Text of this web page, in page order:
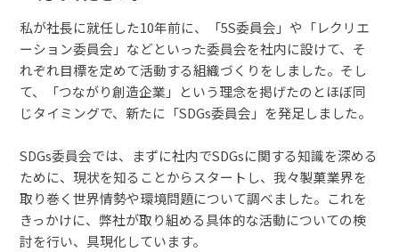
私が社長に就任した10年前に、「5S委員会」や「レクリエ
ーション委員会」などといった委員会を社内に設けて、そ
れぞれ目標を定めて活動する組織づくりをしました。そし
て、「つながり創造企業」という理念を掲げたのとほぼ同
じタイミングで、新たに「SDGs委員会」を発足しました。
SDGs委員会では、まずに社内でSDGsに関する知識を深める
ために、現状を知ることからスタートし、我々製菓業界を
取り巻く世界情勢や環境問題について調べました。これを
きっかけに、弊社が取り組める具体的な活動についての検
討を行い、具現化しています。